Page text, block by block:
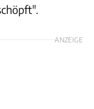
ANZEIGE